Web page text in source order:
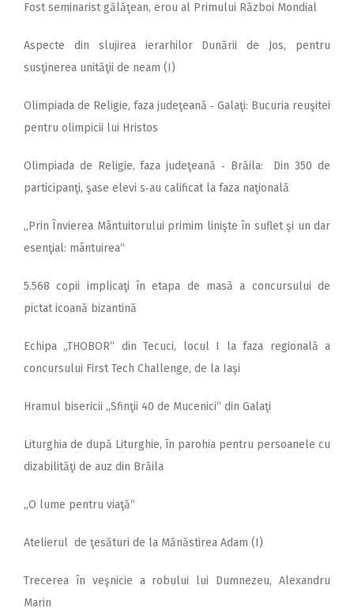
Fost seminarist gălăţean, erou al Primului Război Mondial
Aspecte din slujirea ierarhilor Dunării de Jos, pentru
susţinerea unităţii de neam (I)
Olimpiada de Religie, faza judeţeană ‑ Galaţi: Bucuria reuşitei
pentru olimpicii lui Hristos
Olimpiada de Religie, faza judeţeană ‑ Brăila: Din 350 de
participanţi, şase elevi s‑au calificat la faza naţională
„Prin Învierea Mântuitorului primim linişte în suflet şi un dar
esenţial: mântuirea“
5.568 copii implicaţi în etapa de masă a concursului de
pictat icoană bizantină
Echipa „THOBOR“ din Tecuci, locul I la faza regională a
concursului First Tech Challenge, de la Iaşi
Hramul bisericii „Sfinţii 40 de Mucenici“ din Galaţi
Liturghia de după Liturghie, în parohia pentru persoanele cu
dizabilităţi de auz din Brăila
„O lume pentru viaţă“
Atelierul de ţesături de la Mănăstirea Adam (I)
Trecerea în veşnicie a robului lui Dumnezeu, Alexandru
Marin